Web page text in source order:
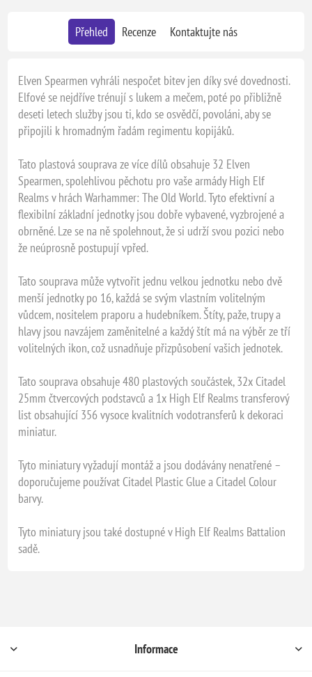
Přehled Recenze Kontaktujte nás
Elven Spearmen vyhráli nespočet bitev jen díky své dovednosti.
Elfové se nejdříve trénují s lukem a mečem, poté po přibližně
deseti letech služby jsou ti, kdo se osvědčí, povoláni, aby se
připojili k hromadným řadám regimentu kopijáků.
Tato plastová souprava ze více dílů obsahuje 32 Elven
Spearmen, spolehlivou pěchotu pro vaše armády High Elf
Realms v hrách Warhammer: The Old World. Tyto efektivní a
flexibilní základní jednotky jsou dobře vybavené, vyzbrojené a
obrněné. Lze se na ně spolehnout, že si udrží svou pozici nebo
že neúprosně postupují vpřed.
Tato souprava může vytvořit jednu velkou jednotku nebo dvě
menší jednotky po 16, každá se svým vlastním volitelným
vůdcem, nositelem praporu a hudebníkem. Štíty, paže, trupy a
hlavy jsou navzájem zaměnitelné a každý štít má na výběr ze tří
volitelných ikon, což usnadňuje přizpůsobení vašich jednotek.
Tato souprava obsahuje 480 plastových součástek, 32x Citadel
25mm čtvercových podstavců a 1x High Elf Realms transferový
list obsahující 356 vysoce kvalitních vodotransferů k dekoraci
miniatur.
Tyto miniatury vyžadují montáž a jsou dodávány nenatřené –
doporučujeme používat Citadel Plastic Glue a Citadel Colour
barvy.
Tyto miniatury jsou také dostupné v High Elf Realms Battalion
sadě.
Informace